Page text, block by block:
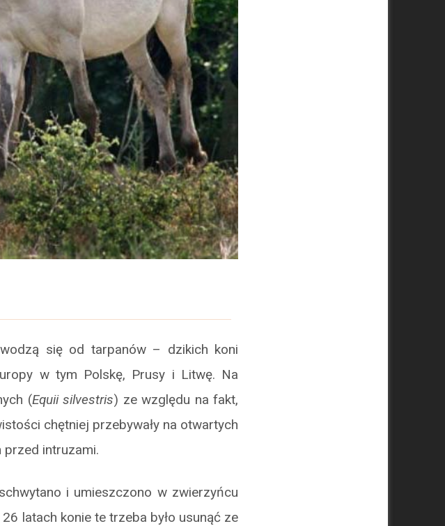
się od tarpanów – dzikich koni
w tym Polskę, Prusy i Litwę. Na
(Equii silvestris) ze względu na fakt,
chętniej przebywały na otwartych
przed intruzami.
i umieszczono w zwierzyńcu
latach konie te trzeba było usunąć ze